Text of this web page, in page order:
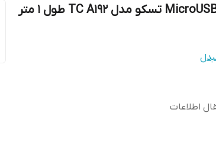
اطلاعات